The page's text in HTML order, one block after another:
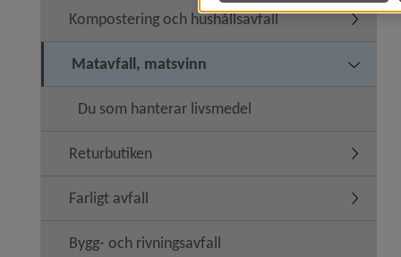
Kompostering och hushållsavfall
Matavfall, matsvinn
Du som hanterar livsmedel
Returbutiken
Farligt avfall
Bygg- och rivningsavfall